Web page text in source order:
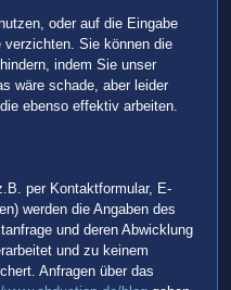
oder auf die Eingabe
verzichten. Sie können die
indem Sie unser
wäre schade, aber leider
ebenso effektiv arbeiten.
per Kontaktformular, E-
werden die Angaben des
und deren Abwicklung
und zu keinem
Anfragen über das